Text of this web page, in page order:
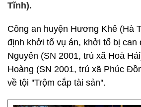
Tĩnh).
Công an huyện Hương Khê (Hà
định khởi tố vụ án, khởi tố bị can
Nguyên (SN 2001, trú xã Hoà
Hoàng (SN 2001, trú xã Phúc
về tội ''Trộm cắp tài sản''.